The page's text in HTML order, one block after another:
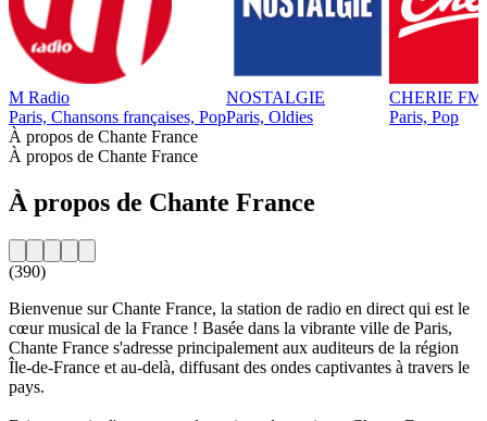
M Radio
Paris, Chansons françaises, Pop
NOSTALGIE
Paris, Oldies
CHERIE FM
Paris, Pop
À propos de Chante France
À propos de Chante France
À propos de Chante France
(390)
Bienvenue sur Chante France, la station de radio en direct qui est le
cœur musical de la France ! Basée dans la vibrante ville de Paris,
Chante France s'adresse principalement aux auditeurs de la région
Île-de-France et au-delà, diffusant des ondes captivantes à travers le
pays.